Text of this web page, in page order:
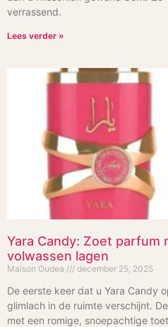
verrassend.
Lees verder »
Yara Candy: Zoet parfum
volwassen lagen
Maison Oudea december 25, 2025
De eerste keer dat u Yara Candy
glimlach in de ruimte verschijnt.
met een romige, snoepachtige